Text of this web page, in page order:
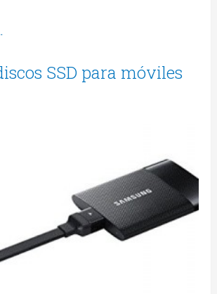
SSD para móviles